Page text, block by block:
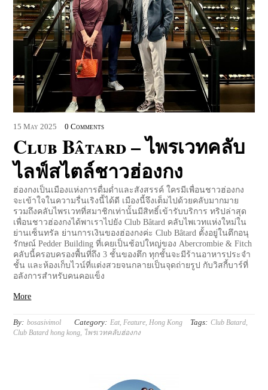
15 May 2025 0 Comments
Club Bâtard – ไพรเวทคลับ
ไลฟ์สไตล์ชาวฮ่องกง
ฮ่องกงเป็นเมืองแห่งการดื่มด่ำและสังสรรค์ ใครมีเพื่อนชาวฮ่องกง
จะเข้าใจในความรื่นเริงนี้ได้ดี เมืองนี้จึงเต็มไปด้วยคลับมากมาย
รวมถึงคลับไพรเวทที่สมาชิกเท่านั้นมีสิทธิ์เข้ารับบริการ ทริปล่าสุด
เพื่อนชาวฮ่องกงได้พาเราไปยัง Club Bâtard คลับไพเวทแห่งใหม่ใน
ย่านเซ็นทรัล ย่านการเงินของฮ่องกงค่ะ Club Bâtard ตั้งอยู่ในตึกอนุ
รักษณ์ Pedder Building ที่เคยเป็นช้อปใหญ่ของ Abercrombie & Fitch
คลับนี้ครอบครองพื้นที่ถึง 3 ชั้นของตึก ทุกชั้นจะมีร้านอาหารประจำ
ชั้น และห้องเก็บไวน์ที่แต่งสวยจนกลายเป็นจุดถ่ายรูป กับวิสกี้บาร์ที่
อลังการสำหรับคนคอแข็ง
More
By: bosasivimol Category: Eat,Feature,Hong Kong Tags: Club Batard,
Club Batard hong kong, ไพรเวทคลับฮ่องกง